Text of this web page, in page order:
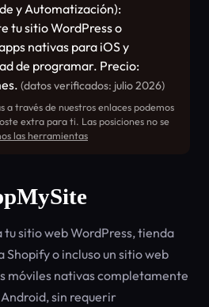
y Automatización):
tu sitio WordPress o
nativas para iOS y
de programar. Precio:
(datos verificados: julio 2026)
a través de nuestros enlaces podemos
extra para ti. Las posiciones no se
las herramientas
sitio web WordPress, tienda
o incluso un sitio web
móviles nativas completamente
sin requerir